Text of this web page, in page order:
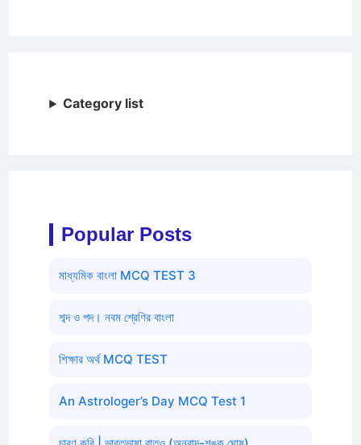
Category list
Popular Posts
মাধ্যমিক বাংলা MCQ TEST 3
শব্দ ও পদ। নবম শ্রেণির বাংলা
শিক্ষার অর্থ MCQ TEST
An Astrologer’s Day MCQ Test 1